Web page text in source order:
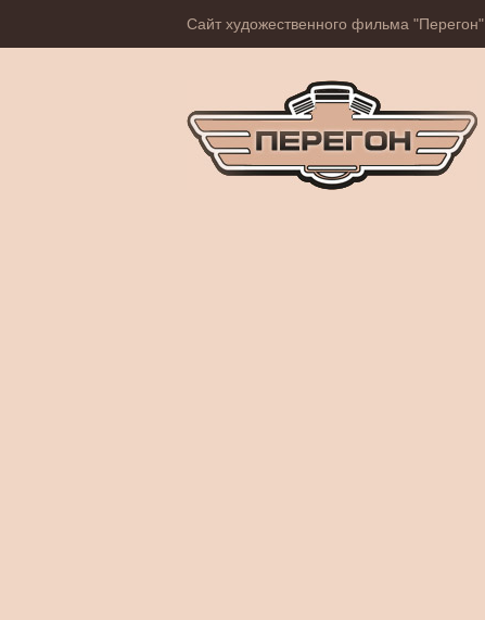
Сайт художественного фильма "Перегон"